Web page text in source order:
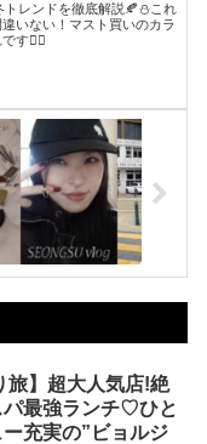
トレンドを徹底解説🍂⛄️これ
いない！マスト買いのカラ
す☝🏻
旅】超大人気店!絶
最強ランチ♡ひと
充実の”ビョルジ